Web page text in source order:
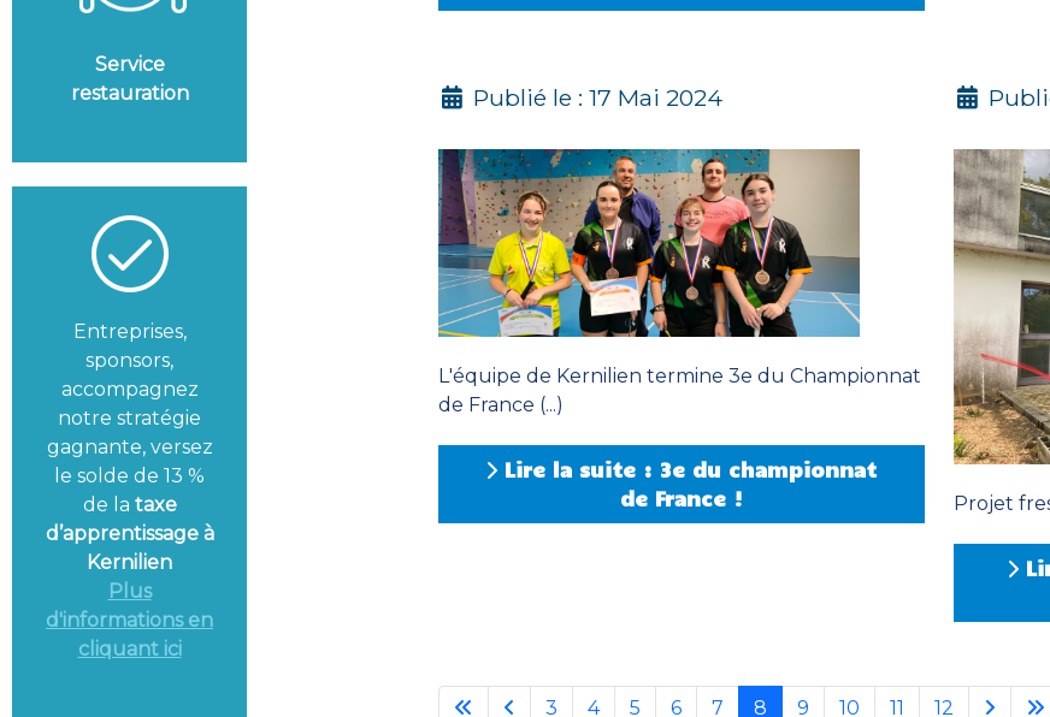
Service
restauration
Entreprises,
sponsors,
accompagnez
notre stratégie
gagnante, versez
le solde de 13 %
de la taxe
d’apprentissage à
Kernilien
Plus
d'informations en
cliquant ici
Publié le : 17 Mai 2024
L'équipe de Kernilien termine 3e du Championnat
de France (...)
Lire la suite : 3e du championnat
de France !
Projet
3 4 5 6 7 8 9 10 11 12